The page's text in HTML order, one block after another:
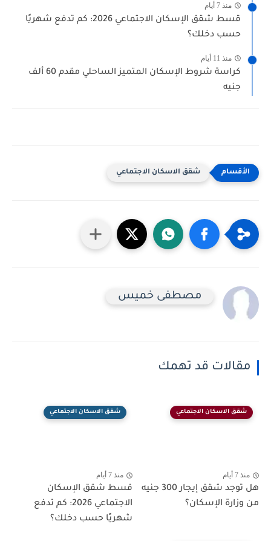
منذ 7 أيام
قسط شقق الإسكان الاجتماعي 2026: كم تدفع شهريًا
حسب دخلك؟
منذ 11 أيام
كراسة شروط الإسكان المتميز الساحلي مقدم 60 ألف
جنيه
شقق الاسكان الاجتماعي
مصطفى خميس
مقالات قد تهمك
شقق الاسكان الاجتماعي
منذ 7 أيام
هل توجد شقق إيجار 300 جنيه
من وزارة الإسكان؟
شقق الاسكان الاجتماعي
منذ 7 أيام
قسط شقق الإسكان
الاجتماعي 2026: كم تدفع
شهريًا حسب دخلك؟